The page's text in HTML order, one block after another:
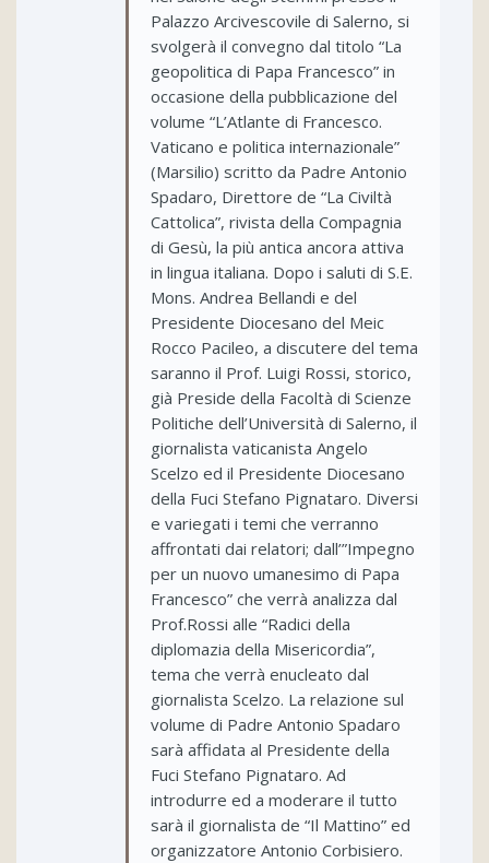
Palazzo Arcivescovile di Salerno, si
svolgerà il convegno dal titolo “La
geopolitica di Papa Francesco” in
occasione della pubblicazione del
volume “L’Atlante di Francesco.
Vaticano e politica internazionale”
(Marsilio) scritto da Padre Antonio
Spadaro, Direttore de “La Civiltà
Cattolica”, rivista della Compagnia
di Gesù, la più antica ancora attiva
in lingua italiana. Dopo i saluti di S.E.
Mons. Andrea Bellandi e del
Presidente Diocesano del Meic
Rocco Pacileo, a discutere del tema
saranno il Prof. Luigi Rossi, storico,
già Preside della Facoltà di Scienze
Politiche dell’Università di Salerno, il
giornalista vaticanista Angelo
Scelzo ed il Presidente Diocesano
della Fuci Stefano Pignataro. Diversi
e variegati i temi che verranno
affrontati dai relatori; dall’”Impegno
per un nuovo umanesimo di Papa
Francesco” che verrà analizza dal
Prof.Rossi alle “Radici della
diplomazia della Misericordia”,
tema che verrà enucleato dal
giornalista Scelzo. La relazione sul
volume di Padre Antonio Spadaro
sarà affidata al Presidente della
Fuci Stefano Pignataro. Ad
introdurre ed a moderare il tutto
sarà il giornalista de “Il Mattino” ed
organizzatore Antonio Corbisiero.